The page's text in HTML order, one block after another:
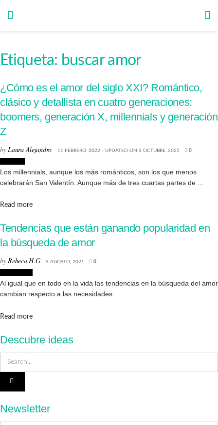
Etiqueta: buscar amor
¿Cómo es el amor del siglo XXI? Romántico,
clásico y detallista en cuatro generaciones:
boomers, generación X, millennials y generación
Z
byLaura Alejandro 11 FEBRERO, 2022 - UPDATED ON 3 OCTUBRE, 2025 0
Los millennials, aunque los más románticos, son los que menos
celebrarán San Valentín. Aunque más de tres cuartas partes de ...
Read moreDetails
Tendencias que están ganando popularidad en
la búsqueda de amor
byRebeca H.G 3 AGOSTO, 2021 0
Al igual que en todo en la vida las tendencias en la búsqueda del amor
cambian respecto a las necesidades ...
Read moreDetails
Descubre ideas
Newsletter